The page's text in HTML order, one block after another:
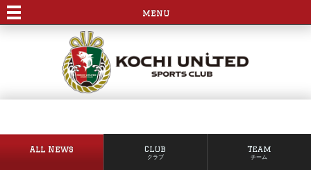
menu
All News Club
クラブ
Team
チーム